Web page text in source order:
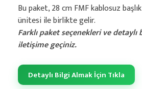
Bu paket, 28 cm FMF kablosuz
ünitesi ile birlikte gelir.
Farklı paket seçenekleri ve
iletişime geçiniz.
Detaylı Bilgi Almak İçin Tıkla